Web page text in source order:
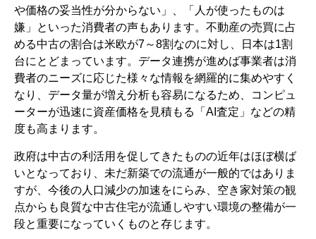
や価格の妥当性が分からない」、「人が使ったものは
嫌」といった消費者の声もあります。不動産の売買に占
める中古の割合は米欧が7～8割なのに対し、日本は1割
台にとどまっています。データ連携が進めば事業者は消
費者のニーズに応じた様々な情報を網羅的に集めやすく
なり、データ量が増え分析も容易になるため、コンピュ
ーターが迅速に資産価格を見積もる「AI査定」などの精
度も高まります。
政府は中古の利活用を促してきたものの近年はほぼ横ば
いとなっており、未だ新築での流通が一般的ではありま
すが、今後の人口減少の加速をにらみ、空き家対策の観
点からも良質な中古住宅が流通しやすい環境の整備が一
段と重要になっていくものと存じます。